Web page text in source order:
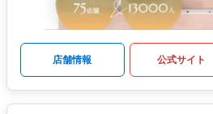
店舗情報 公式サイト